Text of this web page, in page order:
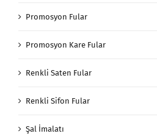
Promosyon Fular
Promosyon Kare Fular
Renkli Saten Fular
Renkli Sifon Fular
Şal İmalatı